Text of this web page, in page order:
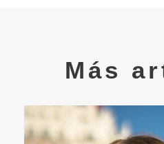
Más